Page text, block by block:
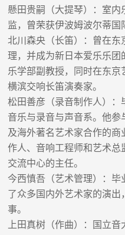
懸田贵嗣（大提琴）：室
监，曾荣获伊波姆波尔蒂国
北川森央（长笛）：曾在东
理，并成为新日本爱乐乐
乐学部副教授，同时在东京
横滨交响长笛演奏家。
松田善彦（录音制作人）
音乐与录音与声音系。他
及海外著名艺术家合作的商
作人、音响工程师和艺术
交流中心的主任。
今西慎吾（艺术管理）：毕
了众多国内外艺术家的演
事。
上田真树（作曲）：国立音